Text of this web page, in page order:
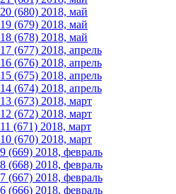
(680) 2018, май
(679) 2018, май
(678) 2018, май
(677) 2018, апрель
(676) 2018, апрель
(675) 2018, апрель
(674) 2018, апрель
(673) 2018, март
(672) 2018, март
(671) 2018, март
(670) 2018, март
(669) 2018, февраль
(668) 2018, февраль
(667) 2018, февраль
(666) 2018, февраль